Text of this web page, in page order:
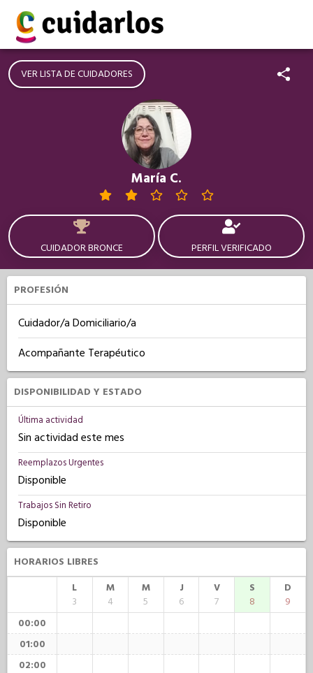
VER LISTA DE CUIDADORES
María C.
CUIDADOR BRONCE PERFIL VERIFICADO
PROFESIÓN
Cuidador/a Domiciliario/a
Acompañante Terapéutico
DISPONIBILIDAD Y ESTADO
Última actividad
Sin actividad este mes
Reemplazos Urgentes
Disponible
Trabajos Sin Retiro
Disponible
HORARIOS LIBRES
L
3
M
4
M
5
J
6
V
7
S
8
D
9
00:00
01:00
02:00